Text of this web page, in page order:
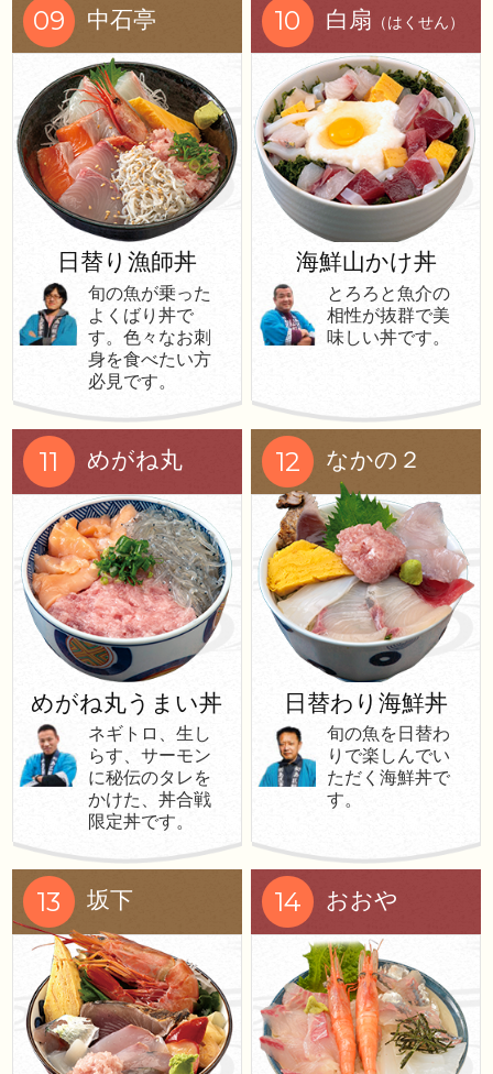
09 中石亭
日替り漁師丼
旬の魚が乗った
よくばり丼で
す。色々なお刺
身を食べたい方
必見です。
10 白扇 （はくせん）
海鮮山かけ丼
とろろと魚介の
相性が抜群で美
味しい丼です。
11 めがね丸
めがね丸うまい丼
ネギトロ、生し
らす、サーモン
に秘伝のタレを
かけた、丼合戦
限定丼です。
12 なかの２
日替わり海鮮丼
旬の魚を日替わ
りで楽しんでい
ただく海鮮丼で
す。
13 坂下 14 おおや